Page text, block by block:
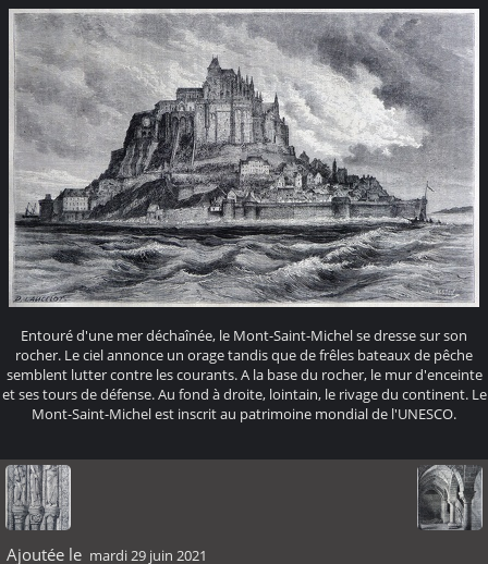
Entouré d'une mer déchaînée, le Mont-Saint-Michel se dresse sur son
rocher. Le ciel annonce un orage tandis que de frêles bateaux de pêche
semblent lutter contre les courants. A la base du rocher, le mur d'enceinte
et ses tours de défense. Au fond à droite, lointain, le rivage du continent. Le
Mont-Saint-Michel est inscrit au patrimoine mondial de l'UNESCO.
Ajoutée le mardi 29 juin 2021